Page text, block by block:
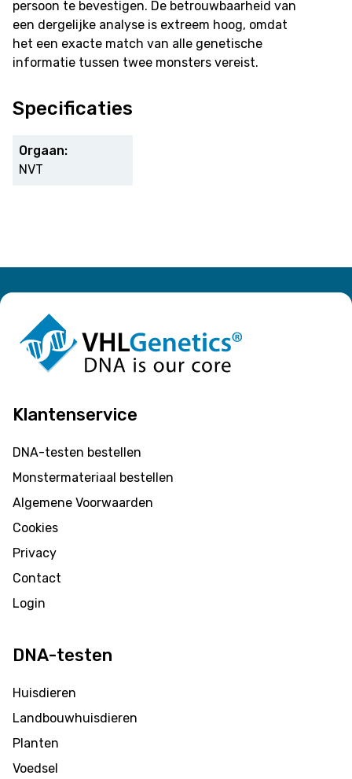
persoon te bevestigen. De betrouwbaarheid van
een dergelijke analyse is extreem hoog, omdat
het een exacte match van alle genetische
informatie tussen twee monsters vereist.
Specificaties
Orgaan:
NVT
Klantenservice
DNA-testen bestellen
Monstermateriaal bestellen
Algemene Voorwaarden
Cookies
Privacy
Contact
Login
DNA-testen
Huisdieren
Landbouwhuisdieren
Planten
Voedsel